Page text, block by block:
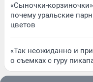
«Сыночки-
почему уральские
цветов
«Так неожиданно и
о съемках с гуру